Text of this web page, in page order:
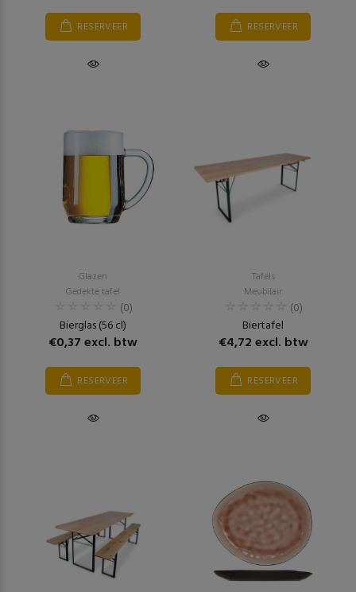
RESERVEER RESERVEER
Glazen
Gedekte tafel
(0)
Bierglas (56 cl)
€0,37 excl. btw
RESERVEER
Tafels
Meubilair
(0)
Biertafel
€4,72 excl. btw
RESERVEER